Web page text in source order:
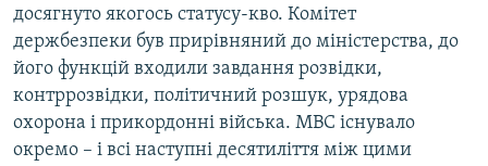
досягнуто якогось статусу-кво. Комітет
держбезпеки був прирівняний до міністерства, до
його функцій входили завдання розвідки,
контррозвідки, політичний розшук, урядова
охорона і прикордонні війська. МВС існувало
окремо – і всі наступні десятиліття між цими